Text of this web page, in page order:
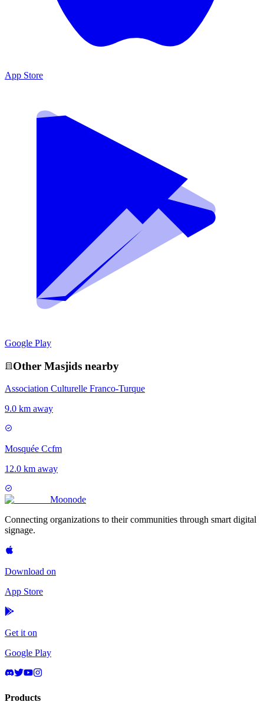
App Store
Google Play
Other Masjids nearby
Association Culturelle Franco-Turque
9.0 km away
Mosquée Ccfm
12.0 km away
Moonode
Connecting organizations to their communities through smart digital
signage.
Download on
App Store
Get it on
Google Play
Products